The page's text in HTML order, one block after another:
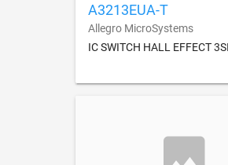
A3213EUA-T
Allegro MicroSystems
IC SWITCH HALL EFFECT